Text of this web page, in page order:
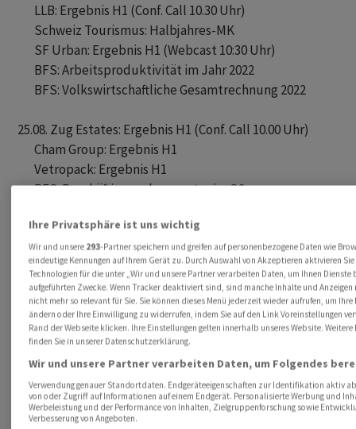
       LLB: Ergebnis H1 (Conf. Call 10.30 Uhr)
       Schweiz Tourismus: Halbjahres-MK
       SF Urban: Ergebnis H1 (Webcast 10:30 Uhr)
       BFS: Arbeitsproduktivität im Jahr 2022
       BFS: Volkswirtschaftliche Gesamtrechnung 2022
25.08. Zug Estates: Ergebnis H1 (Conf. Call 10.00 Uhr)
       Cham Group: Ergebnis H1
       Vetropack: Ergebnis H1
       BFS: Beschäftigungsbarometer im Q2
28.08. Hiag: Ergebnis H1 (Conf. Call 09.00 Uhr)
29.08. Flughafen Zürich: Ergebnis H1 (Webcast 11.00 Uhr)
       Investis: Ergebnis H1 (Conf. Call 10.00 Uhr)
       MCH: Ergebnis H1
       Pierer Mobility: Ergebnis H1
       Von Roll: Ergebnis H1
       Luzerner KB: Ergebnis Q2
       Swissmem: MK H1
Ihre Privatsphäre ist uns wichtig
Wir und unsere 293-Partner speichern und greifen auf personenbezogene Daten wie
eindeutige Kennungen auf Ihrem Gerät zu. Durch Auswahl von Akzeptieren aktivieren
Technologien für die unter „Wir und unsere Partner verarbeiten Daten, um Ihnen
aufgeführten Zwecke. Wenn Tracker deaktiviert sind, sind manche Inhalte und Anzeigen
nicht mehr so relevant für Sie. Sie können dieses Menü jederzeit wieder aufrufen, um
ändern oder Ihre Einwilligung zu widerrufen, indem Sie auf den Link Voreinstellungen
Rand der Webseite klicken. Ihre Einstellungen gelten innerhalb unseres Website.
finden Sie in unserer Datenschutzerklärung.
Wir und unsere Partner verarbeiten Daten, um Folgendes
Verwendung genauer Standortdaten. Endgeräteeigenschaften zur Identifikation aktiv
von oder Zugriff auf Informationen auf einem Endgerät. Personalisierte Werbung und
Werbeleistung und der Performance von Inhalten, Zielgruppenforschung sowie
Verbesserung von Angeboten.